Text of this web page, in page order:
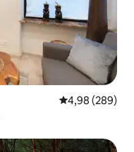
Évaluation
4,98 (289)